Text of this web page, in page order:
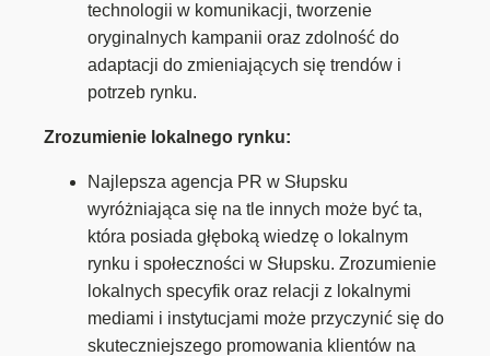
technologii w komunikacji, tworzenie
oryginalnych kampanii oraz zdolność do
adaptacji do zmieniających się trendów i
potrzeb rynku.
Zrozumienie lokalnego rynku:
Najlepsza agencja PR w Słupsku
wyróżniająca się na tle innych może być ta,
która posiada głęboką wiedzę o lokalnym
rynku i społeczności w Słupsku. Zrozumienie
lokalnych specyfik oraz relacji z lokalnymi
mediami i instytucjami może przyczynić się do
skuteczniejszego promowania klientów na